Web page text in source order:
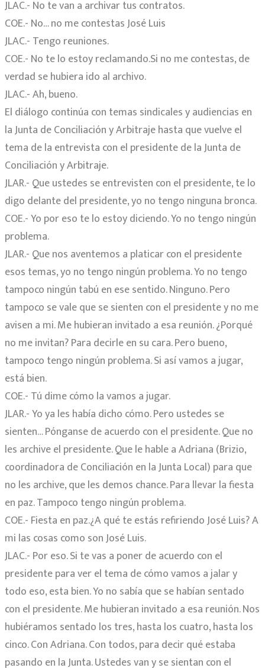
JLAC.- No te van a archivar tus contratos.
COE.- No… no me contestas José Luis
JLAC.- Tengo reuniones.
COE.- No te lo estoy reclamando.Si no me contestas, de
verdad se hubiera ido al archivo.
JLAC.- Ah, bueno.
El diálogo continúa con temas sindicales y audiencias en
la Junta de Conciliación y Arbitraje hasta que vuelve el
tema de la entrevista con el presidente de la Junta de
Conciliación y Arbitraje.
JLAR.- Que ustedes se entrevisten con el presidente, te lo
digo delante del presidente, yo no tengo ninguna bronca.
COE.- Yo por eso te lo estoy diciendo. Yo no tengo ningún
problema.
JLAR.- Que nos aventemos a platicar con el presidente
esos temas, yo no tengo ningún problema. Yo no tengo
tampoco ningún tabú en ese sentido. Ninguno. Pero
tampoco se vale que se sienten con el presidente y no me
avisen a mi. Me hubieran invitado a esa reunión. ¿Porqué
no me invitan? Para decirle en su cara. Pero bueno,
tampoco tengo ningún problema. Si así vamos a jugar,
está bien.
COE.- Tú dime cómo la vamos a jugar.
JLAR.- Yo ya les había dicho cómo. Pero ustedes se
sienten… Pónganse de acuerdo con el presidente. Que no
les archive el presidente. Que le hable a Adriana (Brizio,
coordinadora de Conciliación en la Junta Local) para que
no les archive, que les demos chance. Para llevar la fiesta
en paz. Tampoco tengo ningún problema.
COE.- Fiesta en paz.¿A qué te estás refiriendo José Luis? A
mi las cosas como son José Luis.
JLAC.- Por eso. Si te vas a poner de acuerdo con el
presidente para ver el tema de cómo vamos a jalar y
todo eso, esta bien. Yo no sabía que se habían sentado
con el presidente. Me hubieran invitado a esa reunión. Nos
hubiéramos sentado los tres, hasta los cuatro, hasta los
cinco. Con Adriana. Con todos, para decir qué estaba
pasando en la Junta. Ustedes van y se sientan con el